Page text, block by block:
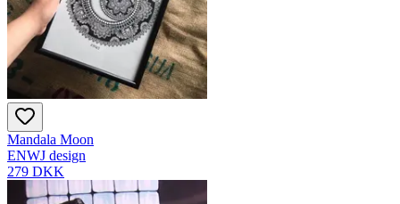
Mandala Moon
ENWJ design
279 DKK